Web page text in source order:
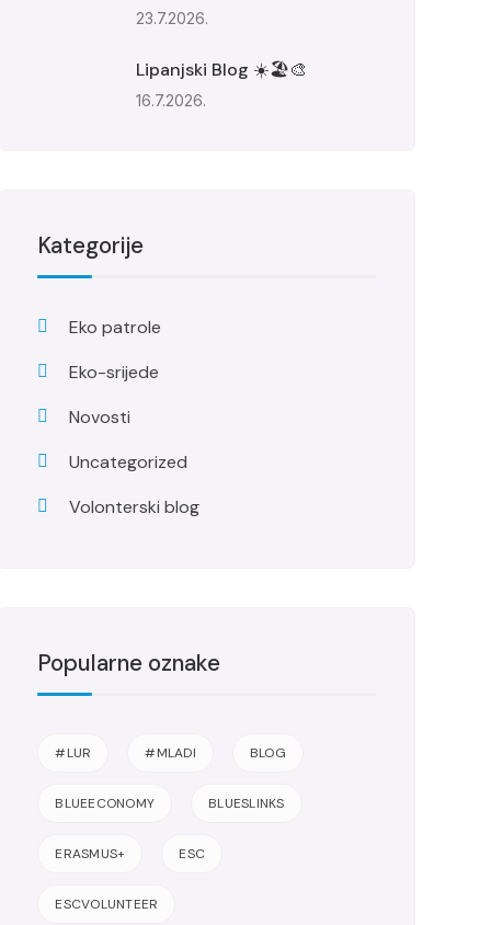
23.7.2026.
Lipanjski Blog ☀️🏖️🎨
16.7.2026.
Kategorije
Eko patrole
Eko-srijede
Novosti
Uncategorized
Volonterski blog
Popularne oznake
#LUR #MLADI BLOG
BLUEECONOMY BLUESLINKS
ERASMUS+ ESC
ESCVOLUNTEER